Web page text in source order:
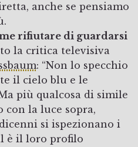
anche se pensiamo
rifiutare di guardarsi
la critica televisiva
: “Non lo specchio
il cielo blu e le
più qualcosa di simile
con la luce sopra,
si ispezionano i
è il loro profilo